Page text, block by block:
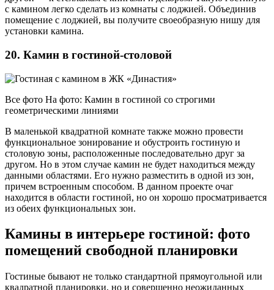
с камином легко сделать из комнаты с лоджией. Объединив
помещение с лоджией, вы получите своеобразную нишу для
установки камина.
20. Камин в гостиной-столовой
Все фото На фото: Камин в гостиной со строгими
геометрическими линиями
В маленькой квадратной комнате также можно провести
функциональное зонирование и обустроить гостиную и
столовую зоны, расположенные последовательно друг за
другом. Но в этом случае камин не будет находиться между
данными областями. Его нужно разместить в одной из зон,
причем встроенным способом. В данном проекте очаг
находится в области гостиной, но он хорошо просматривается
из обеих функциональных зон.
Камины в интерьере гостиной: фото
помещений свободной планировки
Гостиные бывают не только стандартной прямоугольной или
квадратной планировки, но и совершенно неожиданных